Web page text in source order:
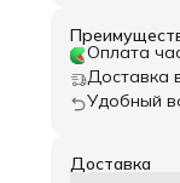
Оплата
Доставка
Удобный
Доставка